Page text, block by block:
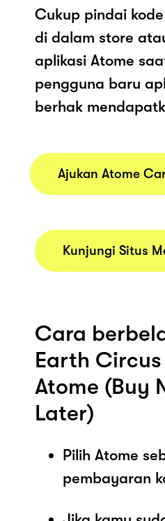
Cukup pindai
di dalam store
aplikasi Atome
pengguna baru
berhak
Ajukan Atome
Kunjungi Situs
Cara
Earth
Atome (Buy
Later)
Pilih Atome
pembayaran